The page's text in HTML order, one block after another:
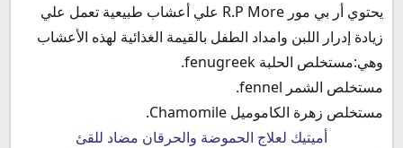
يحتوي أر بي مور ‎ R.P Moreعلي أعشاب طبيعية تعمل علي
زيادة إدرار اللبن وامداد الطفل بالقيمة الغذائية لهذه الأعشاب
وهي:مستخلص الحلبة fenugreek.
مستخلص الشمر fennel.
مستخلص زهرة الكاموميل Chamomile.
أميتيك لعلاج الحموضة والحرقان مضاد للقئ